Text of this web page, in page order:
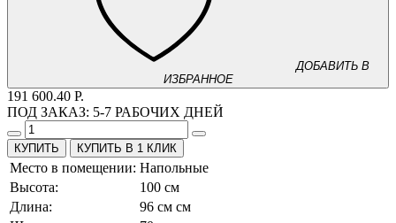
ДОБАВИТЬ В
ИЗБРАННОЕ
191 600.40 Р.
ПОД ЗАКАЗ: 5-7 РАБОЧИХ ДНЕЙ
КУПИТЬ В 1 КЛИК
Место в помещении: Напольные
Высота:
100 см
Длина:
96 см см